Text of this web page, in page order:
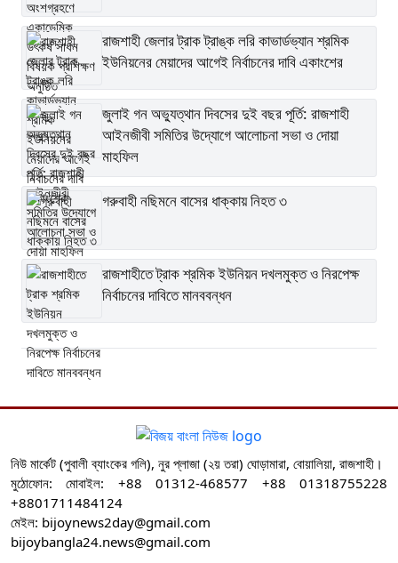
রাজশাহী জেলার ট্রাক ট্রাঙ্ক লরি কাভার্ডভ্যান শ্রমিক
ইউনিয়নের মেয়াদের আগেই নির্বাচনের দাবি একাংশের
জুলাই গন অভ্যুত্থান দিবসের দুই বছর পূর্তি: রাজশাহী
আইনজীবী সমিতির উদ্যোগে আলোচনা সভা ও দোয়া
মাহফিল
গরুবাহী নছিমনে বাসের ধাক্কায় নিহত ৩
রাজশাহীতে ট্রাক শ্রমিক ইউনিয়ন দখলমুক্ত ও নিরপেক্ষ
নির্বাচনের দাবিতে মানববন্ধন
নিউ মার্কেট (পুবালী ব্যাংকের গলি), নুর প্লাজা (২য় তরা) ঘোড়ামারা, বোয়ালিয়া, রাজশাহী।
মুঠোফোন: মোবাইল: +88 01312-468577 +88 01318755228
+8801711484124
মেইল: bijoynews2day@gmail.com
bijoybangla24.news@gmail.com